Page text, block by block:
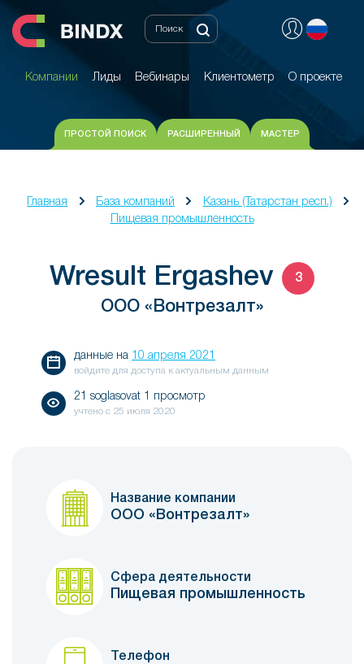
Компании Лиды Вебинары Клиентометр О проекте
Компании Лиды Вебинары Клиентометр О проекте
ПРОСТОЙ ПОИСК РАСШИРЕННЫЙ МАСТЕР
Главная База компаний
Казань (Татарстан респ.)
Пищевая промышленность
Wresult Ergashev 3
ООО «Вонтрезалт»
данные на 10 апреля 2021
войдите для доступа к актуальным данным
21 soglasovat 1 просмотр
учтено с 25 июля 2020
Название компании
ООО «Вонтрезалт»
Сфера деятельности
Пищевая промышленность
Телефон